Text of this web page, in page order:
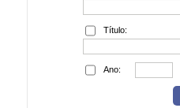
Título:
Ano: